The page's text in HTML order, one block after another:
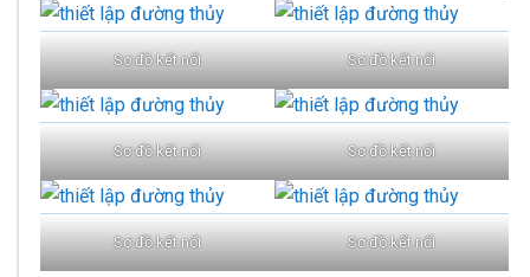
Sơ đồ kết nối Sơ đồ kết nối
Sơ đồ kết nối Sơ đồ kết nối
Sơ đồ kết nối Sơ đồ kết nối